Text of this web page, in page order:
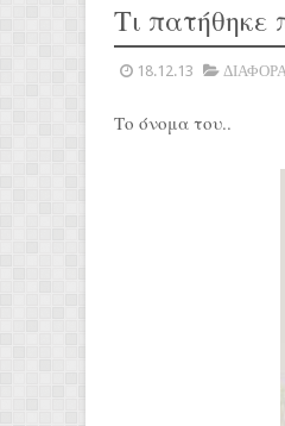
Τι πατήθηκε
18.12.13
Το όνομα του..